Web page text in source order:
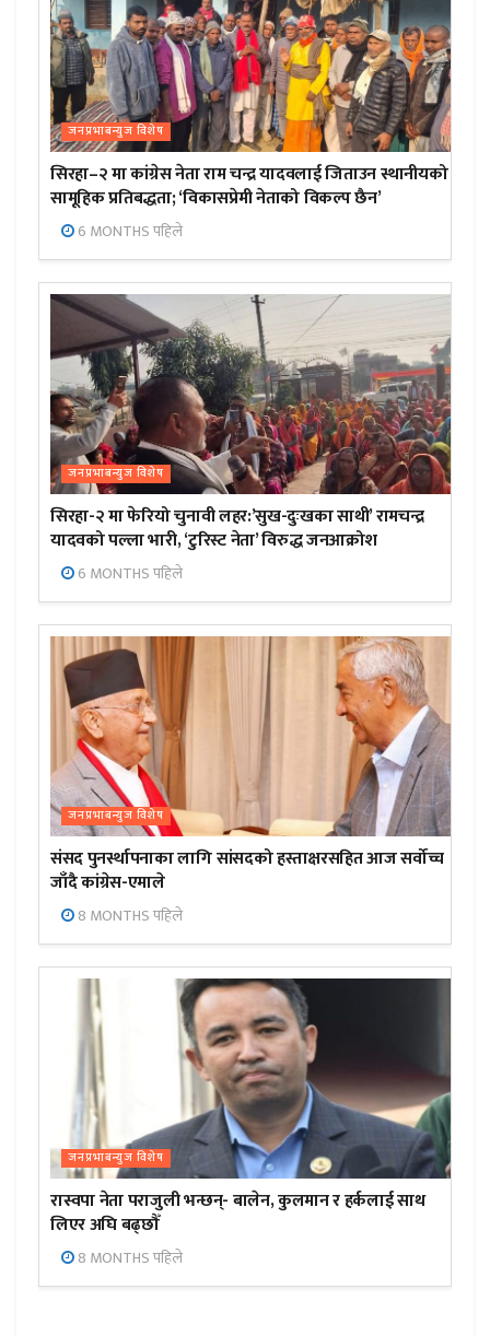
जनप्रभाबन्युज विशेष
सिरहा–२ मा कांग्रेस नेता राम चन्द्र यादवलाई जिताउन स्थानीयको
सामूहिक प्रतिबद्धता; ‘विकासप्रेमी नेताको विकल्प छैन’
6 MONTHS पहिले
जनप्रभाबन्युज विशेष
सिरहा-२ मा फेरियो चुनावी लहर:’सुख-दुःखका साथी’ रामचन्द्र
यादवको पल्ला भारी, ‘टुरिस्ट नेता’ विरुद्ध जनआक्रोश
6 MONTHS पहिले
जनप्रभाबन्युज विशेष
संसद पुनर्स्थापनाका लागि सांसदको हस्ताक्षरसहित आज सर्वोच्च
जाँदै कांग्रेस-एमाले
8 MONTHS पहिले
जनप्रभाबन्युज विशेष
रास्वपा नेता पराजुली भन्छन्- बालेन, कुलमान र हर्कलाई साथ
लिएर अघि बढ्छौँ
8 MONTHS पहिले